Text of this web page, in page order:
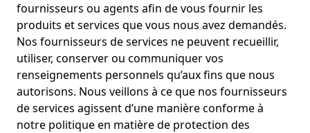
fournisseurs ou agents afin de vous fournir les
produits et services que vous nous avez demandés.
Nos fournisseurs de services ne peuvent recueillir,
utiliser, conserver ou communiquer vos
renseignements personnels qu’aux fins que nous
autorisons. Nous veillons à ce que nos fournisseurs
de services agissent d’une manière conforme à
notre politique en matière de protection des